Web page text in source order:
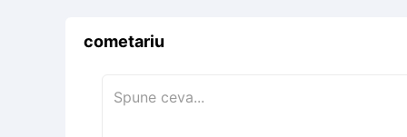
cometariu